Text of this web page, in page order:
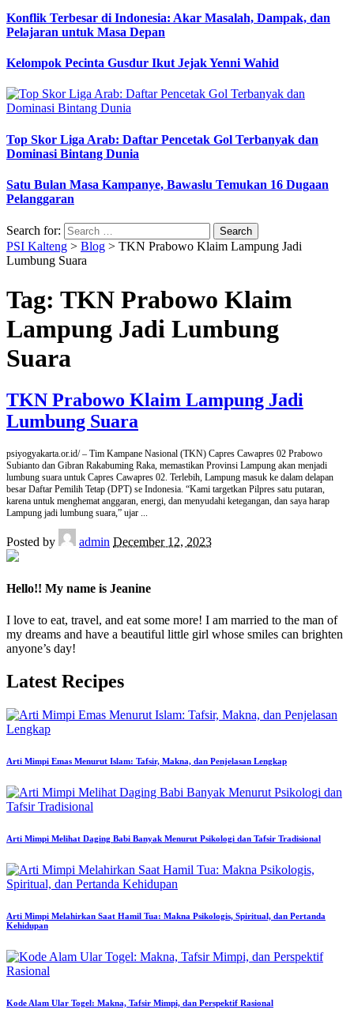
Konflik Terbesar di Indonesia: Akar Masalah, Dampak, dan
Pelajaran untuk Masa Depan
Kelompok Pecinta Gusdur Ikut Jejak Yenni Wahid
Top Skor Liga Arab: Daftar Pencetak Gol Terbanyak dan
Dominasi Bintang Dunia
Satu Bulan Masa Kampanye, Bawaslu Temukan 16 Dugaan
Pelanggaran
Search for:
PSI Kalteng > Blog > TKN Prabowo Klaim Lampung Jadi
Lumbung Suara
Tag: TKN Prabowo Klaim
Lampung Jadi Lumbung
Suara
TKN Prabowo Klaim Lampung Jadi
Lumbung Suara
psiyogyakarta.or.id/ – Tim Kampane Nasional (TKN) Capres Cawapres 02 Prabowo
Subianto dan Gibran Rakabuming Raka, memastikan Provinsi Lampung akan menjadi
lumbung suara untuk Capres Cawapres 02. Terlebih, Lampung masuk ke dalam delapan
besar Daftar Pemilih Tetap (DPT) se Indonesia. “Kami targetkan Pilpres satu putaran,
karena untuk menghemat anggaran, energi, dan menyudahi ketegangan, dan saya harap
Lampung jadi lumbung suara,” ujar ...
Posted by admin December 12, 2023
Hello!! My name is Jeanine
I love to eat, travel, and eat some more! I am married to the man of
my dreams and have a beautiful little girl whose smiles can brighten
anyone’s day!
Latest Recipes
Arti Mimpi Emas Menurut Islam: Tafsir, Makna, dan Penjelasan Lengkap
Arti Mimpi Melihat Daging Babi Banyak Menurut Psikologi dan Tafsir Tradisional
Arti Mimpi Melahirkan Saat Hamil Tua: Makna Psikologis, Spiritual, dan Pertanda
Kehidupan
Kode Alam Ular Togel: Makna, Tafsir Mimpi, dan Perspektif Rasional